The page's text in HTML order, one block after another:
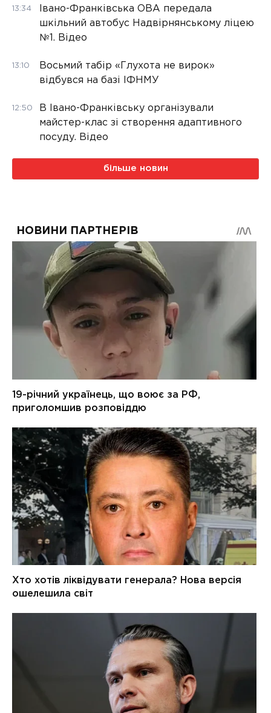
13:34
Івано-Франківська ОВА передала
шкільний автобус Надвірнянському ліцею
№1. Відео
13:10
Восьмий табір «Глухота не вирок»
відбувся на базі ІФНМУ
12:50
В Івано-Франківську організували
майстер-клас зі створення адаптивного
посуду. Відео
більше новин